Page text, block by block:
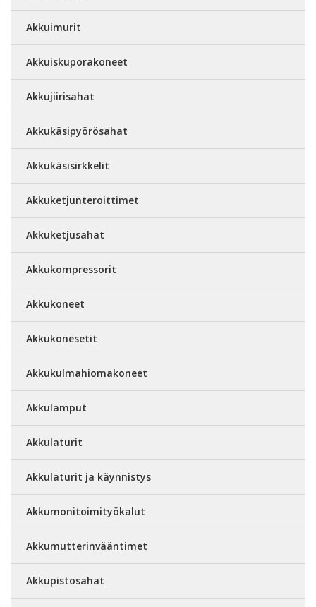
Akkuimurit
Akkuiskuporakoneet
Akkujiirisahat
Akkukäsipyörösahat
Akkukäsisirkkelit
Akkuketjunteroittimet
Akkuketjusahat
Akkukompressorit
Akkukoneet
Akkukonesetit
Akkukulmahiomakoneet
Akkulamput
Akkulaturit
Akkulaturit ja käynnistys
Akkumonitoimityökalut
Akkumutterinvääntimet
Akkupistosahat